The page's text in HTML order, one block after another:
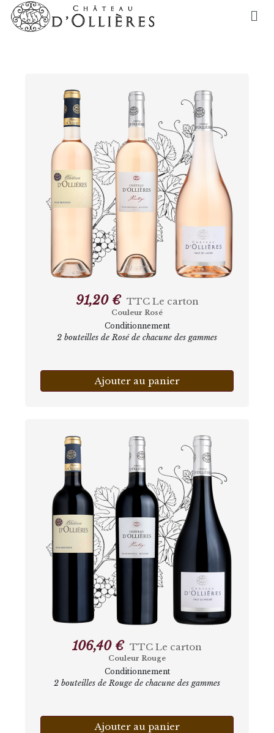
91,20 € TTCLe carton
Couleur Rosé
Conditionnement
2 bouteilles de Rosé de chacune des gammes
Ajouter au panier
106,40 € TTC Le carton
Couleur Rouge
Conditionnement
2 bouteilles de Rouge de chacune des gammes
Ajouter au panier